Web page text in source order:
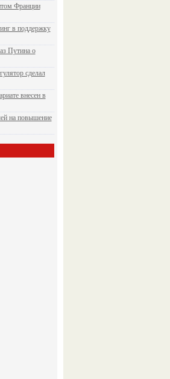
Франции
в поддержку
Путина о
сделал
внесен в
на повышение